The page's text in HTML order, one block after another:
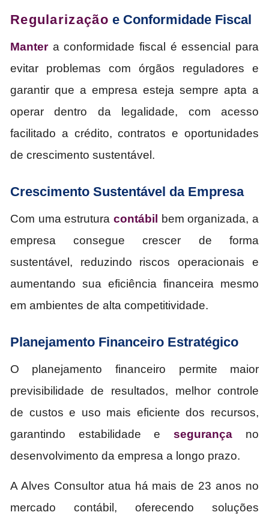
Regularização e Conformidade Fiscal
Mantera conformidade fiscal é essencial para
evitar problemas com órgãos reguladores e
garantir que a empresa esteja sempre apta a
operar dentro da legalidade, com acesso
facilitado a crédito, contratos e oportunidades
de crescimento sustentável.
Crescimento Sustentável da Empresa
Com uma estrutura contábil bem organizada, a
empresa consegue crescer de forma
sustentável, reduzindo riscos operacionais e
aumentando sua eficiência financeira mesmo
em ambientes de alta competitividade.
Planejamento Financeiro Estratégico
O planejamento financeiro permite maior
previsibilidade de resultados, melhor controle
de custos e uso mais eficiente dos recursos,
garantindo estabilidade esegurança no
desenvolvimento da empresa a longo prazo.
A Alves Consultor atua há mais de 23 anos no
mercado contábil, oferecendo soluções